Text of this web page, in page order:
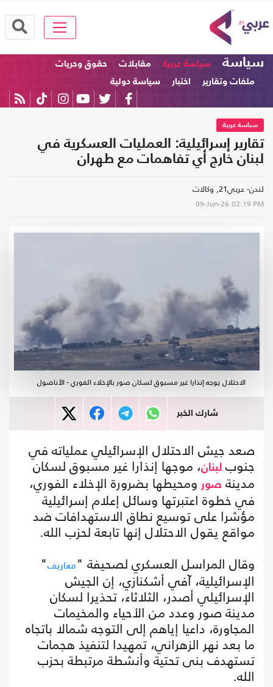
سياسة سياسة عربية مقابلات
حقوق وحريات
ملفات وتقارير
اختبار سياسة دولية
سياسة عربية
تقارير إسرائيلية: العمليات العسكرية في
لبنان خارج أي تفاهمات مع طهران
لندن- عربي21, وكالات
09-Jun-26 02:19 PM
الاحتلال يوجه إنذارا غير مسبوق لسكان صور بالإخلاء الفوري - الأناضول
شارك الخبر
صعد جيش الاحتلال الإسرائيلي عملياته في
جنوب لبنان، موجها إنذارا غير مسبوق لسكان
مدينة صور ومحيطها بضرورة الإخلاء الفوري،
في خطوة اعتبرتها وسائل إعلام إسرائيلية
مؤشرا على توسيع نطاق الاستهدافات ضد
مواقع يقول الاحتلال إنها تابعة لحزب الله.
وقال المراسل العسكري لصحيفة "معاريف"
الإسرائيلية، آفي أشكنازي، إن الجيش
الإسرائيلي أصدر، الثلاثاء، تحذيرا لسكان
مدينة صور وعدد من الأحياء والمخيمات
المجاورة، داعيا إياهم إلى التوجه شمالا باتجاه
ما بعد نهر الزهراني، تمهيدا لتنفيذ هجمات
تستهدف بنى تحتية وأنشطة مرتبطة بحزب
الله.